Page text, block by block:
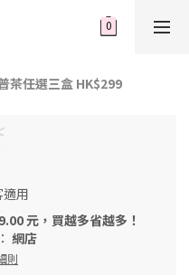
茶任選三盒 HK$299
用
元，買越多省越多！
網店
則